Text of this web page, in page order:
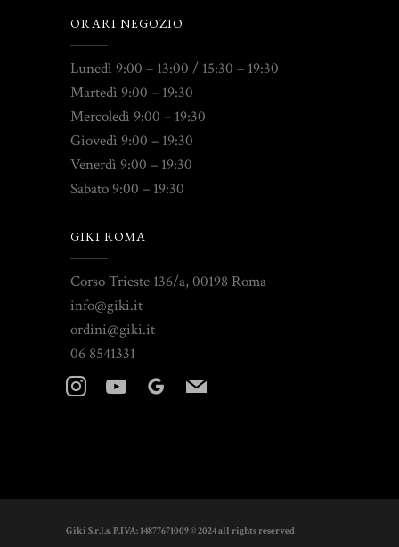
ORARI NEGOZIO
Lunedì 9:00 – 13:00 / 15:30 – 19:30
Martedì 9:00 – 19:30
Mercoledì 9:00 – 19:30
Giovedì 9:00 – 19:30
Venerdì 9:00 – 19:30
Sabato 9:00 – 19:30
GIKI ROMA
Corso Trieste 136/a, 00198 Roma
info@giki.it
ordini@giki.it
06 8541331
instagramyoutubegoogleplus
mail
Giki S.r.l.s. P.IVA: 14877671009 © 2024 all rights reserved